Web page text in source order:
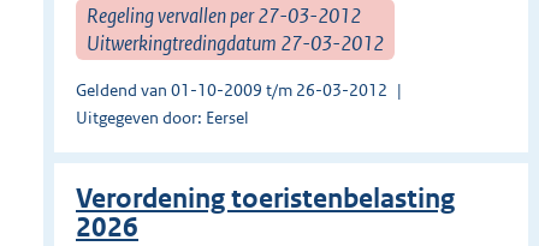
Regeling vervallen per 27-03-2012
Uitwerkingtredingdatum 27-03-2012
Geldend van 01-10-2009 t/m 26-03-2012
Uitgegeven door: Eersel
Verordening toeristenbelasting
2026